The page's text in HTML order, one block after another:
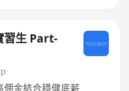
習生 Part-
佣金結合穩健底薪